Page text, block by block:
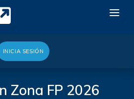
INICIA SESIÓN
Zona FP 2026